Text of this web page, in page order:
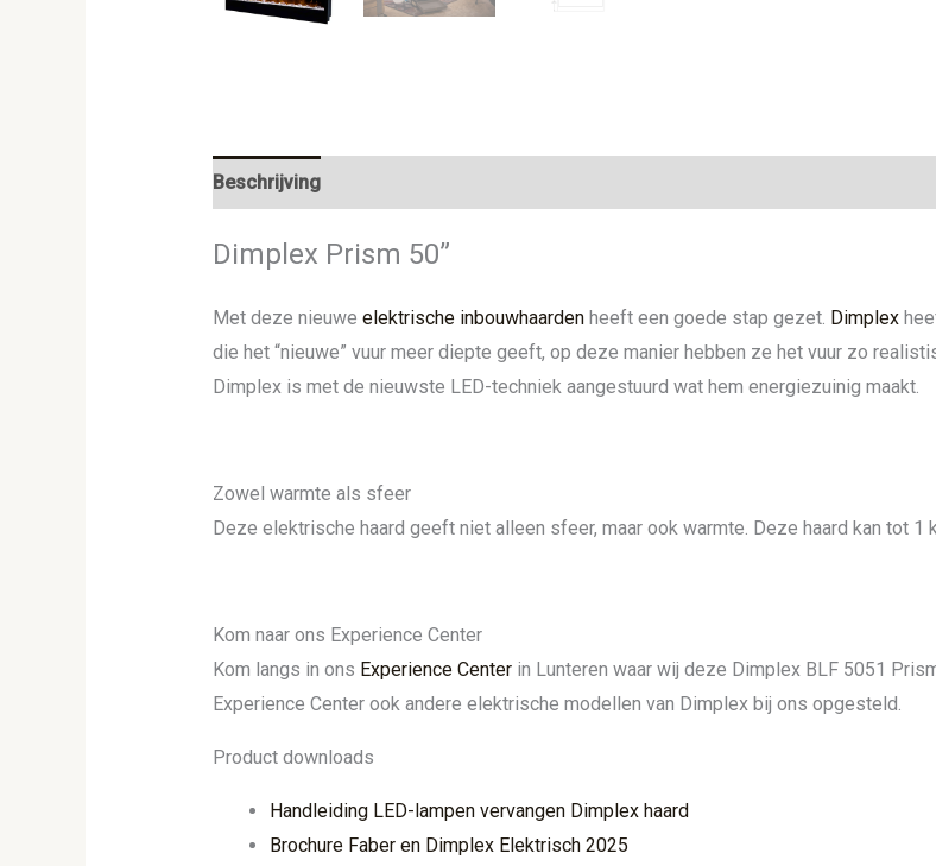
Beschrijving
Dimplex Prism 50”
Met deze nieuwe elektrische inbouwhaardenheeft een goede stap gezet. Dimplex
die het “nieuwe” vuur meer diepte geeft, op deze manier hebben ze het vuur zo
Dimplex is met de nieuwste LED-techniek aangestuurd wat hem energiezuinig maakt.
Zowel warmte als sfeer
Deze elektrische haard geeft niet alleen sfeer, maar ook warmte. Deze haard kan tot 1
Kom naar ons Experience Center
Kom langs in ons Experience Centerin Lunteren waar wij deze Dimplex BLF 5051
Experience Center ook andere elektrische modellen van Dimplex bij ons opgesteld.
Product downloads
Handleiding LED-lampen vervangen Dimplex haard
Brochure Faber en Dimplex Elektrisch 2025